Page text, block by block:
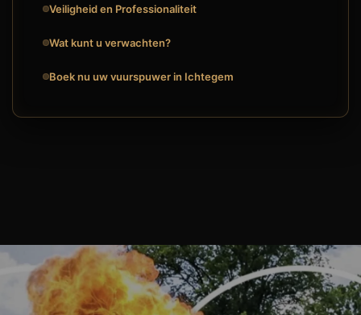
Veiligheid en Professionaliteit
Wat kunt u verwachten?
Boek nu uw vuurspuwer in Ichtegem